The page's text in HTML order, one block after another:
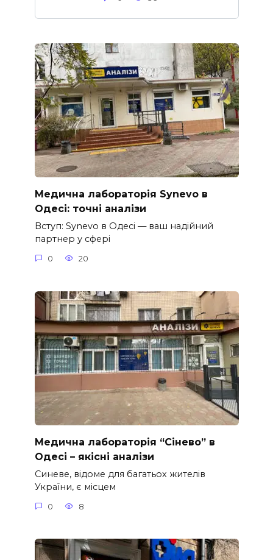
Медична лабораторія Synevo в
Одесі: точні аналізи
Вступ: Synevo в Одесі — ваш надійний
партнер у сфері
0 20
Медична лабораторія “Сінево” в
Одесі – якісні аналізи
Синеве, відоме для багатьох жителів
України, є місцем
0 8